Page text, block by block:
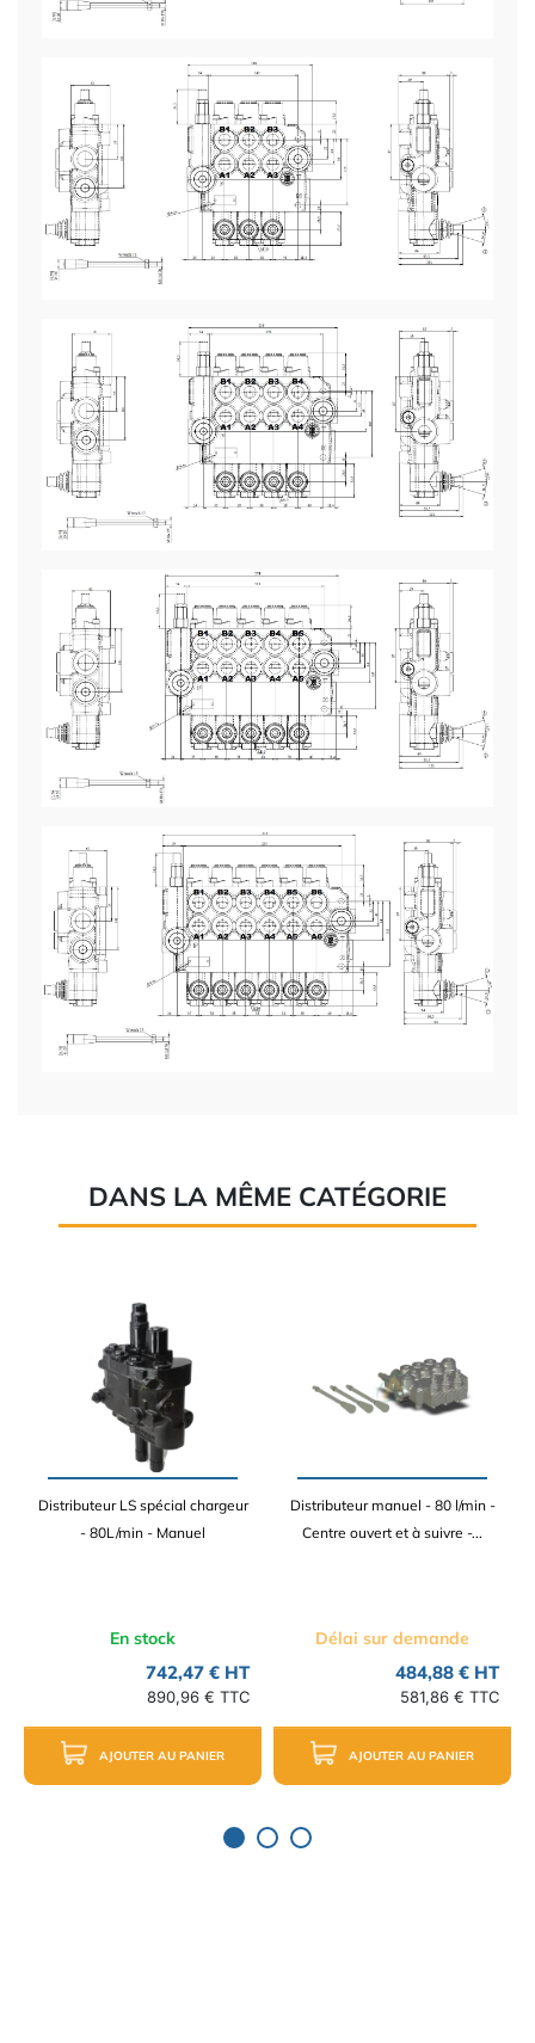
DANS LA MÊME CATÉGORIE
Distributeur LS spécial chargeur
- 80L/min - Manuel
En stock
742,47 € HT
890,96 € TTC
AJOUTER AU PANIER
Distributeur manuel - 80 l/min -
Centre ouvert et à suivre -...
Délai sur demande
484,88 € HT
581,86 € TTC
AJOUTER AU PANIER